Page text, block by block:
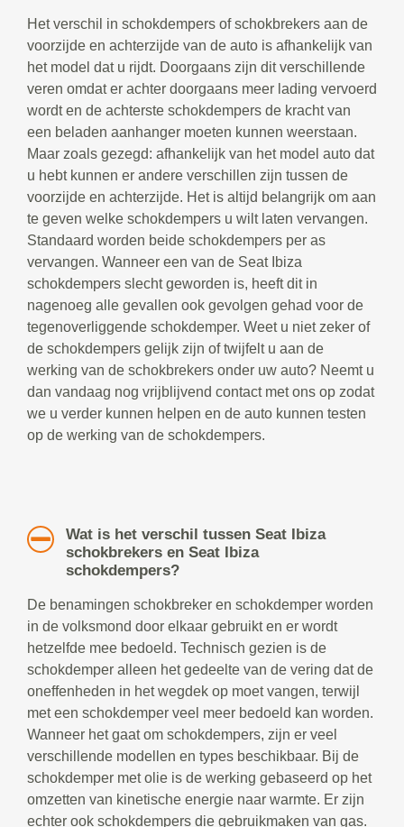
Het verschil in schokdempers of schokbrekers aan de
voorzijde en achterzijde van de auto is afhankelijk van
het model dat u rijdt. Doorgaans zijn dit verschillende
veren omdat er achter doorgaans meer lading vervoerd
wordt en de achterste schokdempers de kracht van
een beladen aanhanger moeten kunnen weerstaan.
Maar zoals gezegd: afhankelijk van het model auto dat
u hebt kunnen er andere verschillen zijn tussen de
voorzijde en achterzijde. Het is altijd belangrijk om aan
te geven welke schokdempers u wilt laten vervangen.
Standaard worden beide schokdempers per as
vervangen. Wanneer een van de Seat Ibiza
schokdempers slecht geworden is, heeft dit in
nagenoeg alle gevallen ook gevolgen gehad voor de
tegenoverliggende schokdemper. Weet u niet zeker of
de schokdempers gelijk zijn of twijfelt u aan de
werking van de schokbrekers onder uw auto? Neemt u
dan vandaag nog vrijblijvend contact met ons op zodat
we u verder kunnen helpen en de auto kunnen testen
op de werking van de schokdempers.
Wat is het verschil tussen Seat Ibiza
schokbrekers en Seat Ibiza
schokdempers?
De benamingen schokbreker en schokdemper worden
in de volksmond door elkaar gebruikt en er wordt
hetzelfde mee bedoeld. Technisch gezien is de
schokdemper alleen het gedeelte van de vering dat de
oneffenheden in het wegdek op moet vangen, terwijl
met een schokdemper veel meer bedoeld kan worden.
Wanneer het gaat om schokdempers, zijn er veel
verschillende modellen en types beschikbaar. Bij de
schokdemper met olie is de werking gebaseerd op het
omzetten van kinetische energie naar warmte. Er zijn
echter ook schokdempers die gebruikmaken van gas.